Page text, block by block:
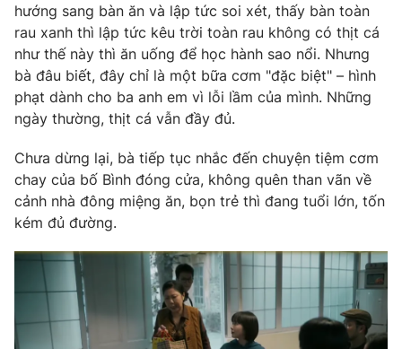
hướng sang bàn ăn và lập tức soi xét, thấy bàn toàn
rau xanh thì lập tức kêu trời toàn rau không có thịt cá
như thế này thì ăn uống để học hành sao nổi. Nhưng
bà đâu biết, đây chỉ là một bữa cơm "đặc biệt" – hình
phạt dành cho ba anh em vì lỗi lầm của mình. Những
ngày thường, thịt cá vẫn đầy đủ.
Chưa dừng lại, bà tiếp tục nhắc đến chuyện tiệm cơm
chay của bố Bình đóng cửa, không quên than vãn về
cảnh nhà đông miệng ăn, bọn trẻ thì đang tuổi lớn, tốn
kém đủ đường.